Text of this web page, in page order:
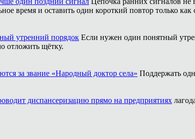
время и оставить один короткий повтор только как
утренний порядок Если нужен один понятный
отложить щётку.
за звание «Народный доктор села» Поддержать
диспансеризацию прямо на предприятиях